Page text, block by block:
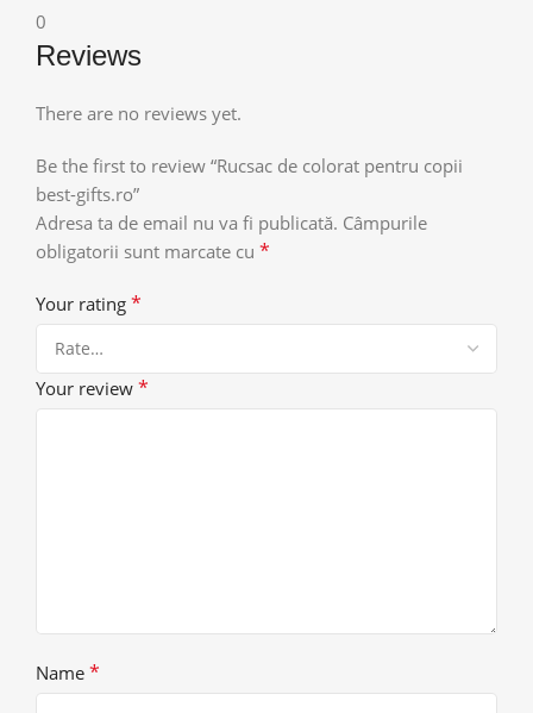
0
Reviews
There are no reviews yet.
Be the first to review “Rucsac de colorat pentru copii
best-gifts.ro”
Adresa ta de email nu va fi publicată. Câmpurile
obligatorii sunt marcate cu *
Your rating *
Your review *
Name *